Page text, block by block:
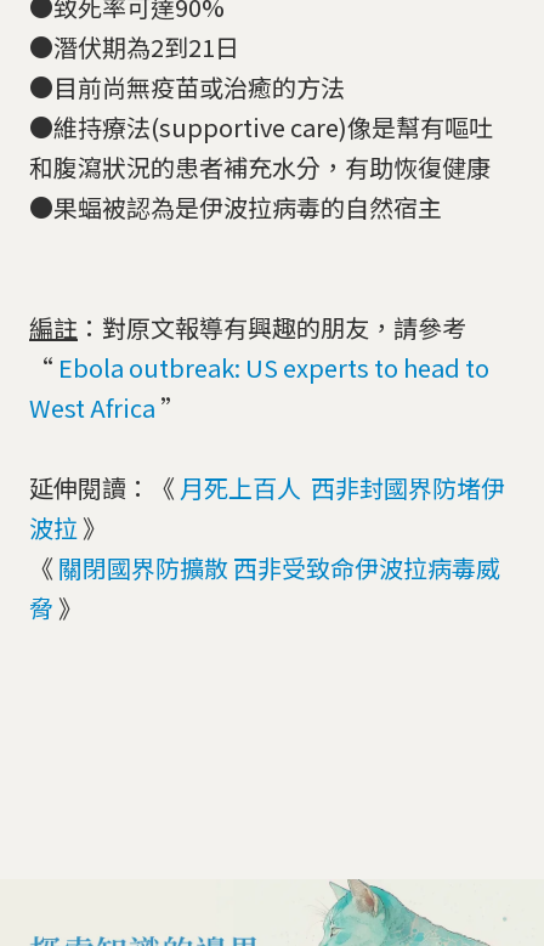
●潛伏期為2到21日
●目前尚無疫苗或治癒的方法
●維持療法(supportive care)像是幫有嘔吐
和腹瀉狀況的患者補充水分，有助恢復健康
●果蝠被認為是伊波拉病毒的自然宿主
編註 ：對原文報導有興趣的朋友，請參考
“ Ebola outbreak: US experts to head to
West Africa ”
延伸閱讀：《 月死上百人 西非封國界防堵伊
波拉》
《 關閉國界防擴散 西非受致命伊波拉病毒威
脅 》